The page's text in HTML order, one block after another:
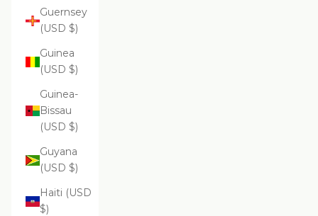
Guernsey
(USD $)
Guinea
(USD $)
Guinea-
Bissau
(USD $)
Guyana
(USD $)
Haiti (USD
$)